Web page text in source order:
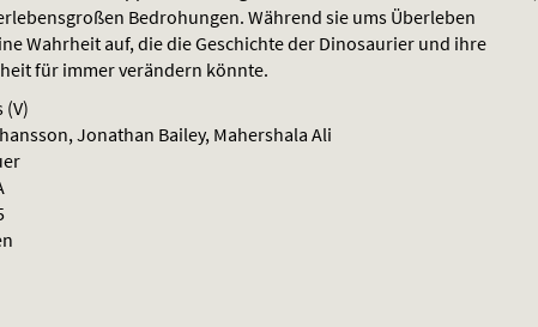
Bedrohungen. Während sie ums Überleben
Wahrheit auf, die die Geschichte der Dinosaurier und ihre
für immer verändern könnte.
(V)
Jonathan Bailey, Mahershala Ali